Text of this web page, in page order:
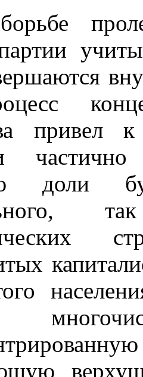
привел
частично
доли